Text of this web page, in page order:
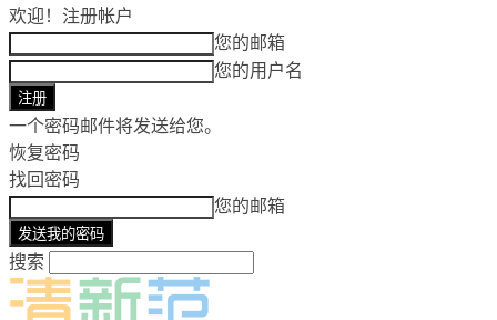
欢迎！ 注册帐户
您的邮箱
您的用户名
一个密码邮件将发送给您。
恢复密码
找回密码
您的邮箱
搜索